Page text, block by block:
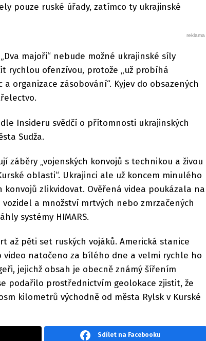
pouze ruské úřady, zatímco ty ukrajinské
majoři“ nebude možné ukrajinské síly
rychlou ofenzívou, protože „už probíhá
organizace zásobování“. Kyjev do obsazených
Insideru svědčí o přítomnosti ukrajinských
Sudža.
záběry „vojenských konvojů s technikou a živou
oblasti“. Ukrajinci ale už koncem minulého
zlikvidovat. Ověřená videa poukázala na
a množství mrtvých nebo zmrzačených
systémy HIMARS.
až pěti set ruských vojáků. Americká stanice
video natočeno za bílého dne a velmi rychle ho
jejichž obsah je obecně známý šířením
podařilo prostřednictvím geolokace zjistit, že
kilometrů východně od města Rylsk v Kurské
Sdílet na Facebooku